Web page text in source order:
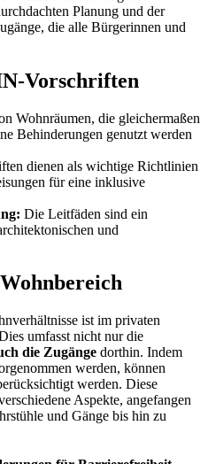
Planung und der
die alle Bürgerinnen und
Vorschriften
Wohnräumen, die gleichermaßen
Behinderungen genutzt werden
dienen als wichtige Richtlinien
für eine inklusive
Die Leitfäden sind ein
und
ist im privaten
umfasst nicht nur die
die Zugänge dorthin. Indem
werden, können
werden. Diese
Aspekte, angefangen
und Gänge bis hin zu